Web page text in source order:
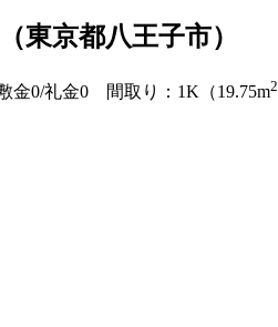
東京都八王子市）
金0/礼金0 間取り：1K（19.75m2